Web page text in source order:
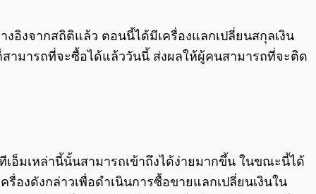
0:00/
อิงจากสถิติแล้ว ตอนนี้ได้มีเครื่องแลกเปลี่ยนสกุลเงิน
สามารถที่จะซื้อได้แล้ววันนี้ ส่งผลให้ผู้คนสามารถที่จะติด
อ็มเหล่านี้นั้นสามารถเข้าถึงได้ง่ายมากขึ้น ในขณะนี้ได้
องดังกล่าวเพื่อดำเนินการซื้อขายแลกเปลี่ยนเงินใน